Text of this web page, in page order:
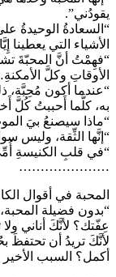
يقودُني”.
“السعادةُ الوحيدةُ
الأشياء التي يعطينا
“فهِمْتُ أنَّ المحبّةَ
الأوقاتِ وكلَّ
“عندما أكون مُحِبَّة،
به، كلَّما أَحببتُ كُلَّ
“ماذا سيصنعُ بيَ
“إنَّها الثِّقة، وليس
“في قلبِ الكنيسةِ
…………………
المحبة في أقوال
“بدون فضيلة
عِفّتك؟ لأنَّكَ أناني
لأنَّكَ تريدُ أن تحتفظَ
أكمل؟ السبب